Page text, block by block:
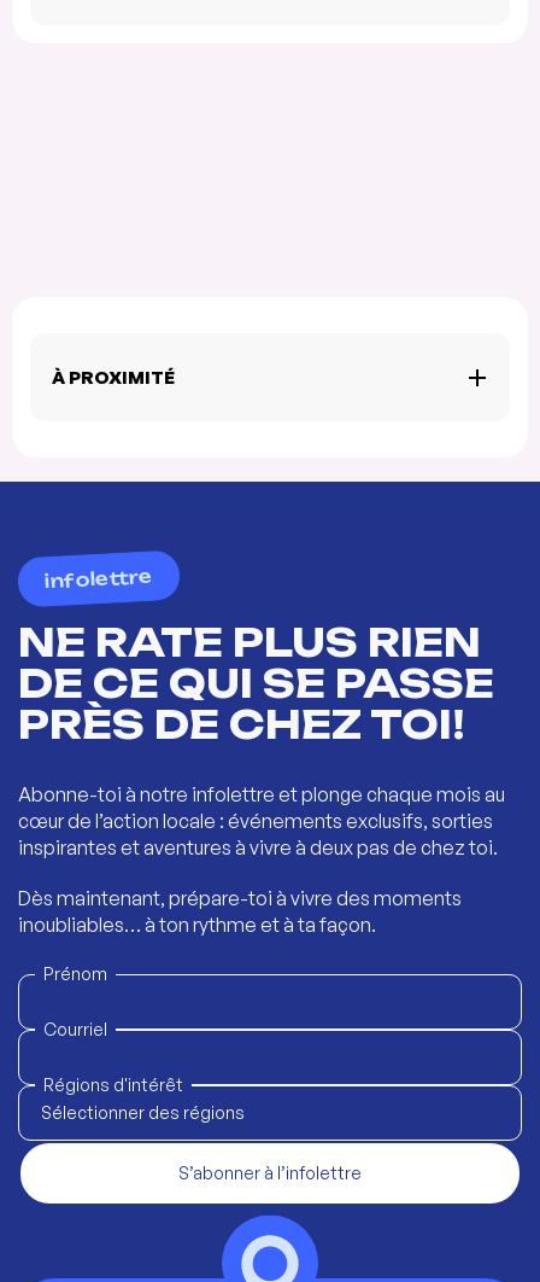
À PROXIMITÉ
infolettre
NE RATE PLUS RIEN
DE CE QUI SE PASSE
PRÈS DE CHEZ TOI!
Abonne-toi à notre infolettre et plonge chaque mois au
cœur de l’action locale : événements exclusifs, sorties
inspirantes et aventures à vivre à deux pas de chez toi.
Dès maintenant, prépare-toi à vivre des moments
inoubliables… à ton rythme et à ta façon.
Prénom
Courriel
Régions d'intérêt
Sélectionner des régions
S’abonner à l’infolettre